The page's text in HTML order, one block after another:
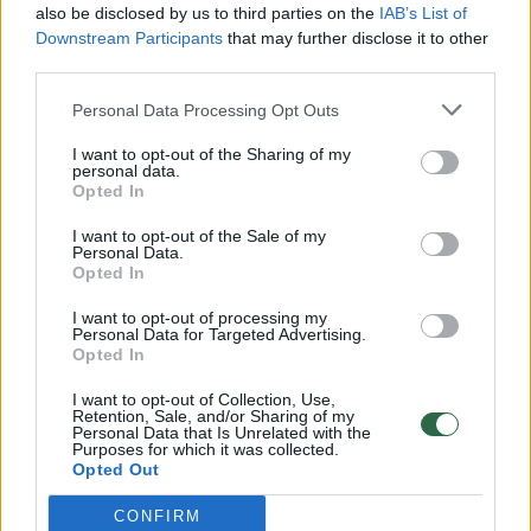
also be disclosed by us to third parties on the IAB’s List of
Downstream Participants that may further disclose it to other
Personal Data Processing Opt Outs
I want to opt-out of the Sharing of my
personal data.
Opted In
I want to opt-out of the Sale of my
Personal Data.
Opted In
I want to opt-out of processing my
Personal Data for Targeted Advertising.
Opted In
I want to opt-out of Collection, Use,
Retention, Sale, and/or Sharing of my
Personal Data that Is Unrelated with the
Purposes for which it was collected.
Opted Out
CONFIRM
Lietuvos diena
00:00:57
Savaitės vidurys nusimato karštas: temperatūra kils iki
Žinios | Orai
00:15:54
V. Zalužno pasisakymą laiko bandymu įsitvirtinti
Ukrainos politikoje: jis yra neteisus
Laidos | Nauja diena
Sinoptikai atsakė, kokiais orais užbaigsime darbo
savaitę: karščiai atsitrauks
Žinios | Orai